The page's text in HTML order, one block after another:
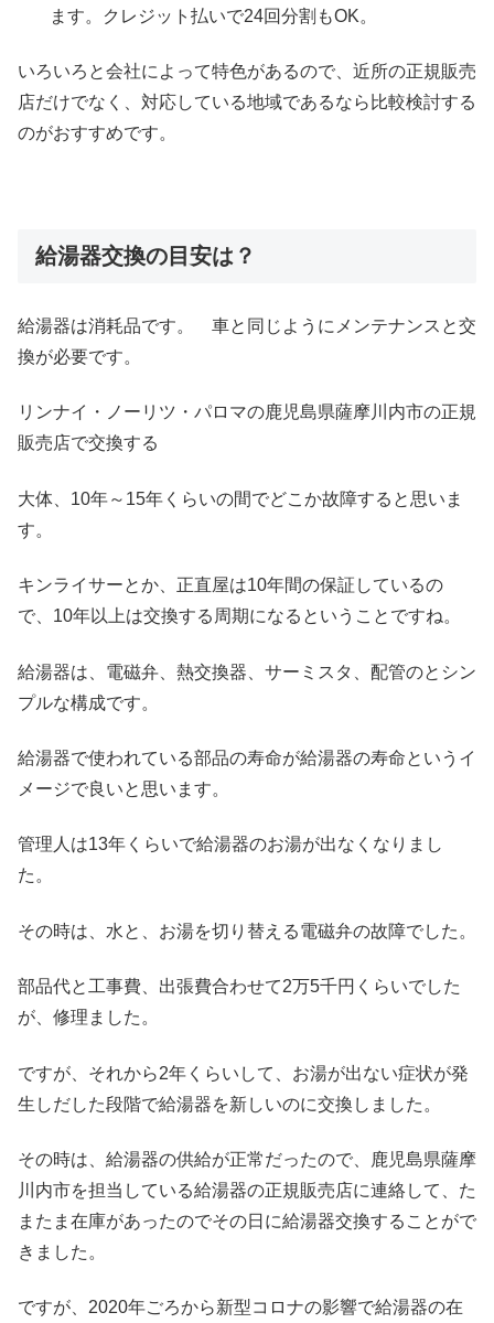
ます。クレジット払いで24回分割もOK。
いろいろと会社によって特色があるので、近所の正規販売
店だけでなく、対応している地域であるなら比較検討する
のがおすすめです。
給湯器交換の目安は？
給湯器は消耗品です。 車と同じようにメンテナンスと交
換が必要です。
リンナイ・ノーリツ・パロマの鹿児島県薩摩川内市の正規
販売店で交換する
大体、10年～15年くらいの間でどこか故障すると思いま
す。
キンライサーとか、正直屋は10年間の保証しているの
で、10年以上は交換する周期になるということですね。
給湯器は、電磁弁、熱交換器、サーミスタ、配管のとシン
プルな構成です。
給湯器で使われている部品の寿命が給湯器の寿命というイ
メージで良いと思います。
管理人は13年くらいで給湯器のお湯が出なくなりまし
た。
その時は、水と、お湯を切り替える電磁弁の故障でした。
部品代と工事費、出張費合わせて2万5千円くらいでした
が、修理ました。
ですが、それから2年くらいして、お湯が出ない症状が発
生しだした段階で給湯器を新しいのに交換しました。
その時は、給湯器の供給が正常だったので、鹿児島県薩摩
川内市を担当している給湯器の正規販売店に連絡して、た
またま在庫があったのでその日に給湯器交換することがで
きました。
ですが、2020年ごろから新型コロナの影響で給湯器の在